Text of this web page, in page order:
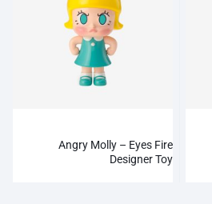
Angry Molly – Eyes Fire
Designer Toy